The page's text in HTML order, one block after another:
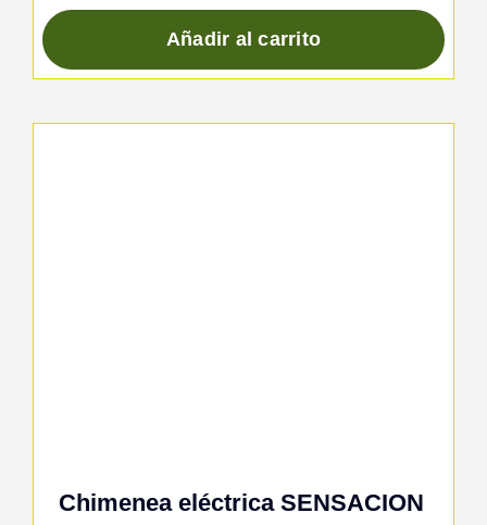
Añadir al carrito
Chimenea eléctrica SENSACION